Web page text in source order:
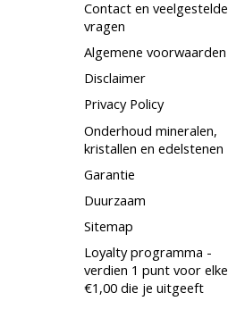
Contact en veelgestelde
vragen
Algemene voorwaarden
Disclaimer
Privacy Policy
Onderhoud mineralen,
kristallen en edelstenen
Garantie
Duurzaam
Sitemap
Loyalty programma -
verdien 1 punt voor elke
€1,00 die je uitgeeft